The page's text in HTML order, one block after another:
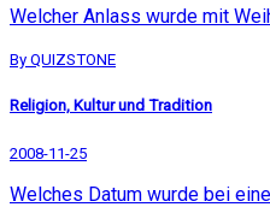
Welcher Anlass wurde mit
By QUIZSTONE
Religion, Kultur und Tradition
2008-11-25
Welches Datum wurde bei